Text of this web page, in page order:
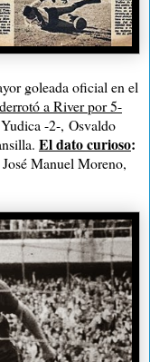
goleada oficial en el
derrotó a River por 5-
-2-, Osvaldo
El dato curioso:
Manuel Moreno,